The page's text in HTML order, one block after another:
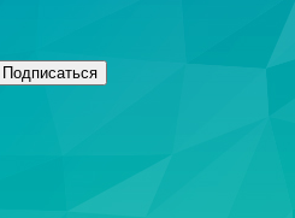
Подписаться